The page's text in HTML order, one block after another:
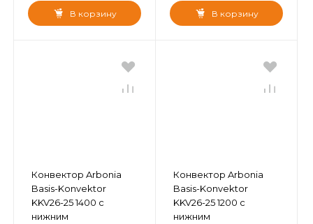
В корзину В корзину
Конвектор Arbonia
Basis-Konvektor
KKV26-25 1400 с
нижним
Конвектор Arbonia
Basis-Konvektor
KKV26-25 1200 с
нижним